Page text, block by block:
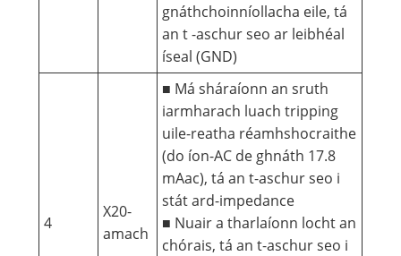
gnáthchoinníollacha eile, tá
an t -aschur seo ar leibhéal
íseal (GND)
4
X20-
amach
■ Má sháraíonn an sruth
iarmharach luach tripping
uile-reatha réamhshocraithe
(do íon-AC de ghnáth 17.8
mAac), tá an t-aschur seo i
stát ard-impedance
■ Nuair a tharlaíonn locht an
chórais, tá an t-aschur seo i